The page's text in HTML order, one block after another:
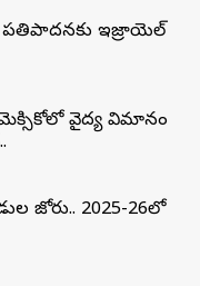
ఇజ్రాయెల్
మెక్సికోలో వైద్య విమానం
జోరు.. 2025-26లో